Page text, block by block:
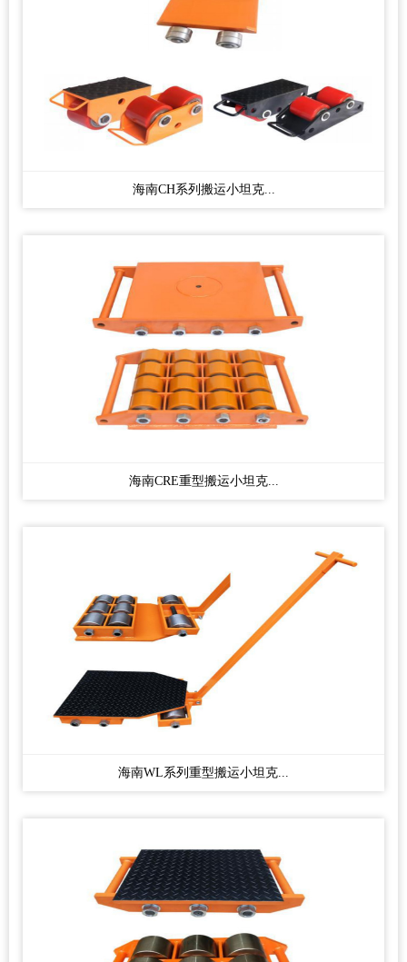
海南CH系列搬运小坦克...
海南CRE重型搬运小坦克...
海南WL系列重型搬运小坦克...